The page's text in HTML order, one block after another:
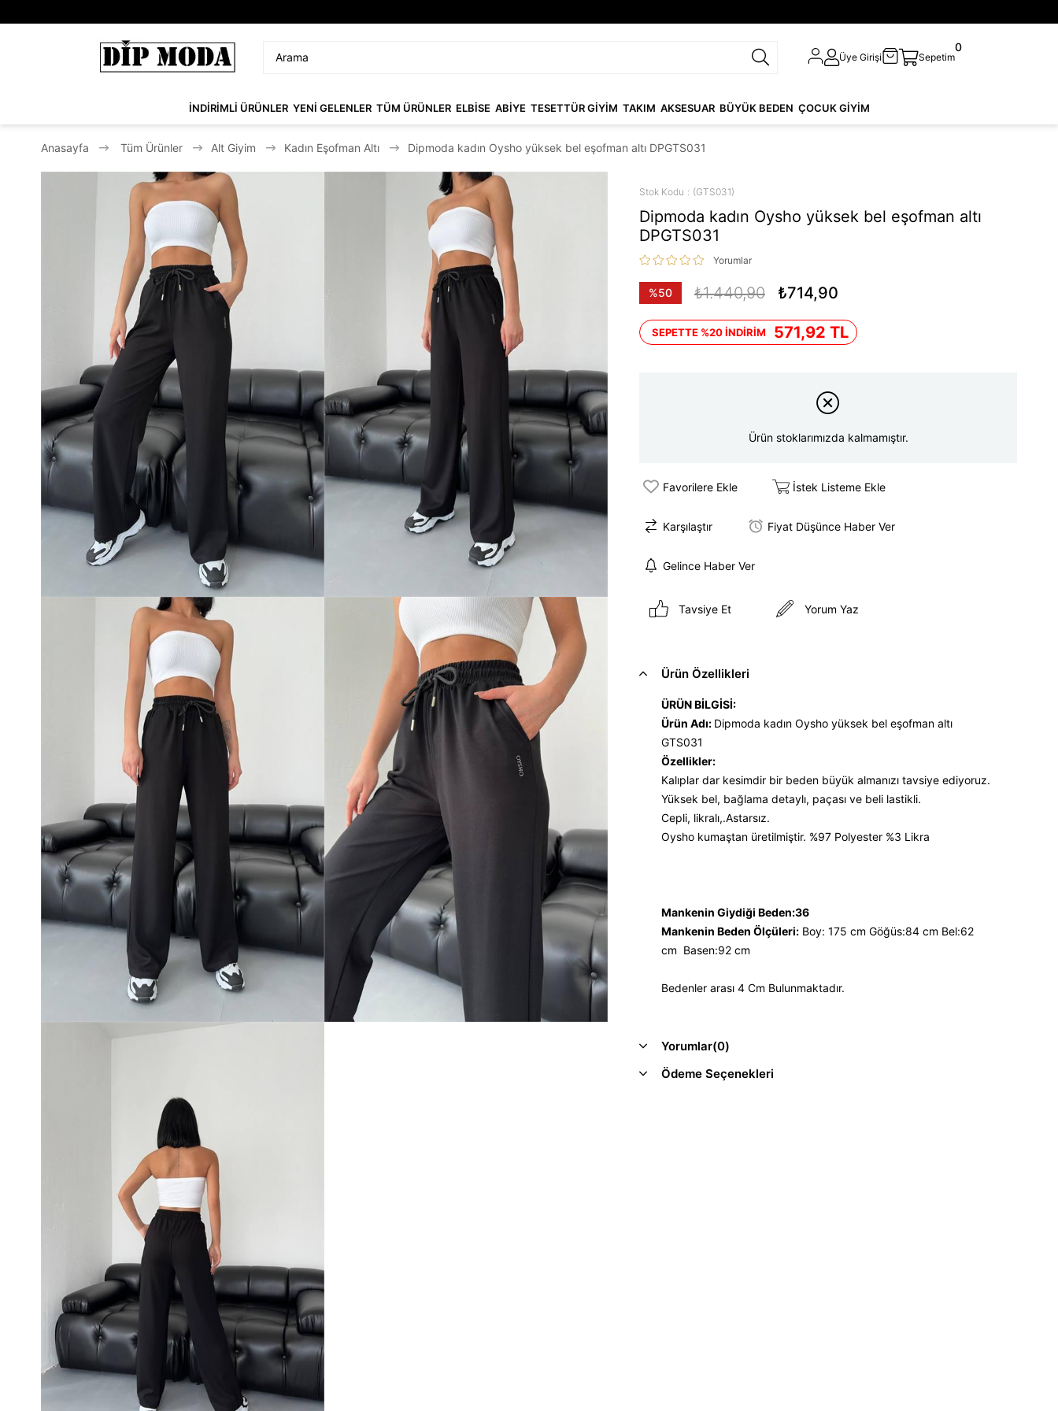
Üye Girişi Sepetim
0
İNDİRİMLİ ÜRÜNLER YENİ GELENLER TÜM ÜRÜNLER ELBİSE ABİYE TESETTÜR GİYİM TAKIM AKSESUAR BÜYÜK BEDEN ÇOCUK GİYİM
Anasayfa Tüm Ürünler Alt Giyim Kadın Eşofman Altı Dipmoda kadın Oysho yüksek bel eşofman altı DPGTS031
Stok Kodu (GTS031)
Dipmoda kadın Oysho yüksek bel eşofman altı
DPGTS031
Yorumlar
%50
₺1.440,90 ₺714,90
SEPETTE %20 İNDİRİM 571,92 TL
Ürün stoklarımızda kalmamıştır.
Favorilere Ekle İstek Listeme Ekle
Karşılaştır Fiyat Düşünce Haber Ver
Gelince Haber Ver
Tavsiye Et Yorum Yaz
Ürün Özellikleri
ÜRÜN BİLGİSİ:
Ürün Adı: Dipmoda kadın Oysho yüksek bel eşofman altı
GTS031
Özellikler:
Kalıplar dar kesimdir bir beden büyük almanızı tavsiye ediyoruz.
Yüksek bel, bağlama detaylı, paçası ve beli lastikli.
Cepli, likralı,.Astarsız.
Oysho kumaştan üretilmiştir. %97 Polyester %3 Likra
Mankenin Giydiği Beden:36
Mankenin Beden Ölçüleri: Boy: 175 cm Göğüs:84 cm Bel:62
cm Basen:92 cm
Bedenler arası 4 Cm Bulunmaktadır.
Yorumlar(0)
Ödeme Seçenekleri